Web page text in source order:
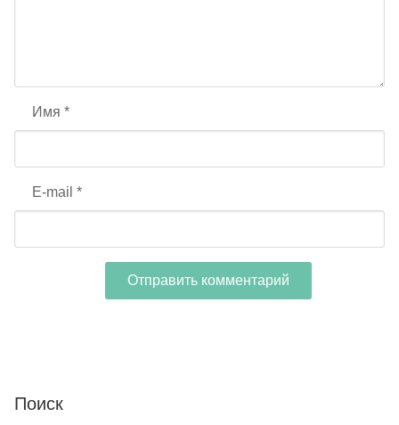
Имя *
E-mail *
Поиск